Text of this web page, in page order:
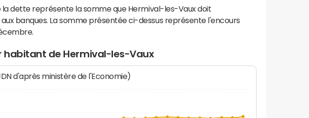
la dette représente la somme que Hermival-les-Vaux doit
banques. La somme présentée ci-dessus représente l'encours
habitant de Hermival-les-Vaux
d'après ministère de l'Economie)